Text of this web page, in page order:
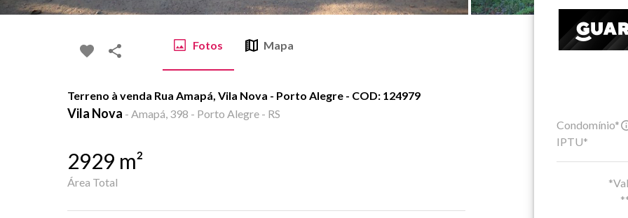
Fotos Mapa
Terreno à venda Rua Amapá, Vila Nova - Porto Alegre - COD: 124979
Vila Nova - Amapá, 398 - Porto Alegre - RS
2929 m²
Área Total
Condomínio*
IPTU*